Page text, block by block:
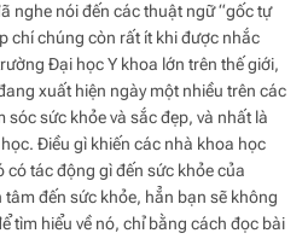
nghe nói đến các thuật ngữ “gốc tự
chí chúng còn rất ít khi được nhắc
Đại học Y khoa lớn trên thế giới,
xuất hiện ngày một nhiều trên các
sức khỏe và sắc đẹp, và nhất là
Điều gì khiến các nhà khoa học
có tác động gì đến sức khỏe của
đến sức khỏe, hẳn bạn sẽ không
tìm hiểu về nó, chỉ bằng cách đọc bài